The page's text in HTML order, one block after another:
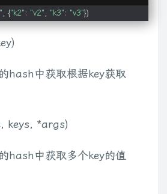
, {"k2" : "v2" , "k3" : "v3"})
hash中获取根据key获取
keys, *args)
hash中获取多个key的值